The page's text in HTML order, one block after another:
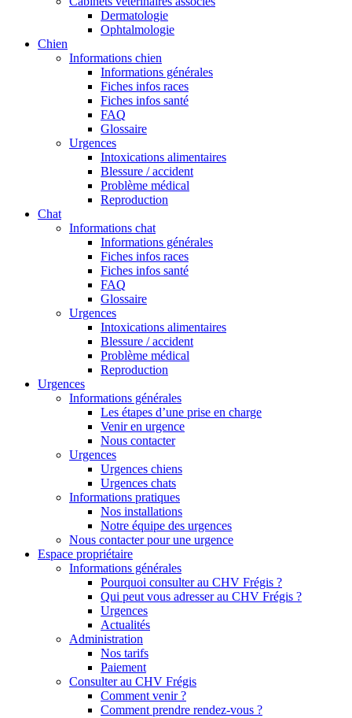
Dermatologie
Ophtalmologie
Chien
Informations chien
Informations générales
Fiches infos races
Fiches infos santé
FAQ
Glossaire
Urgences
Intoxications alimentaires
Blessure / accident
Problème médical
Reproduction
Chat
Informations chat
Informations générales
Fiches infos races
Fiches infos santé
FAQ
Glossaire
Urgences
Intoxications alimentaires
Blessure / accident
Problème médical
Reproduction
Urgences
Informations générales
Les étapes d’une prise en charge
Venir en urgence
Nous contacter
Urgences
Urgences chiens
Urgences chats
Informations pratiques
Nos installations
Notre équipe des urgences
Nous contacter pour une urgence
Espace propriétaire
Informations générales
Pourquoi consulter au CHV Frégis ?
Qui peut vous adresser au CHV Frégis ?
Urgences
Actualités
Administration
Nos tarifs
Paiement
Consulter au CHV Frégis
Comment venir ?
Comment prendre rendez-vous ?